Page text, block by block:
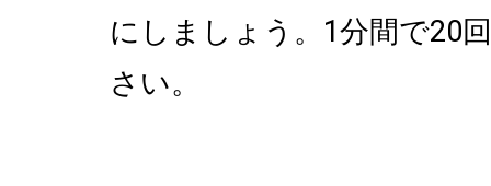
にしましょう。1分間で20
さい。